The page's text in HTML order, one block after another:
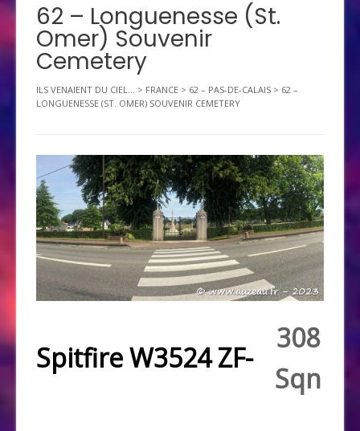
62 – Longuenesse (St.
Omer) Souvenir
Cemetery
ILS VENAIENT DU CIEL... > FRANCE > 62 – PAS-DE-CALAIS > 62 –
LONGUENESSE (ST. OMER) SOUVENIR CEMETERY
Spitfire W3524 ZF-
308
Sqn